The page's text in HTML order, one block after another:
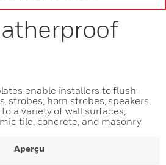
enable installers to flush-
strobes, horn strobes, speakers,
a variety of wall surfaces,
tile, concrete, and masonry
Aperçu